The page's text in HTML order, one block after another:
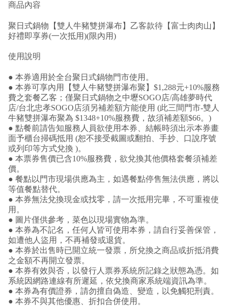
商品內容
聚日式鍋物【雙人牛豬雙拼瀑布】乙客款待【富士肉肉山】
好禮即享券(一次抵用)(限內用)
使用說明
● 本券適用於全台聚日式鍋物門市使用。
● 本券可享內用【雙人牛豬雙拼瀑布聚】$1,288元+10%服務
費之套餐乙客；僅聚日式鍋物之中壢SOGO店/高雄夢時代
店/台北忠孝SOGO店須另補差額方能使用 (此三間門市-雙人
牛豬雙拼瀑布聚為 $1348+10%服務費，故須補差額$66。)
● 點餐前請告知服務人員欲使用本券、結帳時須出示本券畫
面予櫃台掃碼抵用 (恕不接受截圖或翻拍、手抄、口說序號
或列印等方式兌換 )。
● 本票券售價已含10%服務費，欲兌換其他價格套餐須補差
價。
● 餐點以門市現場供應為主，如遇餐點停售無法供應，將以
等值餐點替代。
● 本券無法兌換現金或找零，請一次抵用完畢，不可重複使
用。
● 圖片僅供參考，菜色以現場實物為準。
● 本券為不記名，任何人皆可使用本券，請自行妥善保管，
如遭他人盜用，不再補發或退貨。
● 本券於出售時已開立統一發票，所兌換之商品或折抵消費
之金額不再開立發票。
● 本券有效與否，以發行人票券系統所記錄之狀態為憑。如
系統因網路連線有所遲延，依兌換商家系統端資訊為準。
● 本券為有價證券，請勿擅自偽造、變造，以免觸犯刑責。
● 本券不與其他優惠、折扣合併使用。